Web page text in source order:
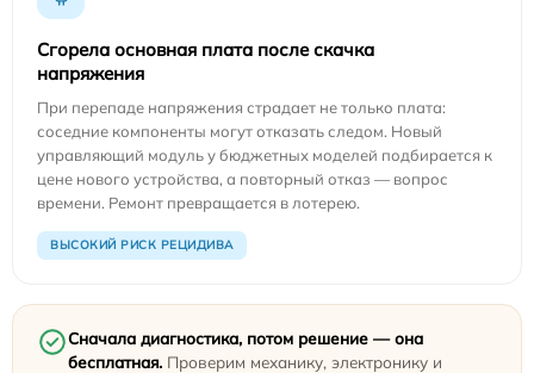
Сгорела основная плата после скачка
напряжения
При перепаде напряжения страдает не только плата:
соседние компоненты могут отказать следом. Новый
управляющий модуль у бюджетных моделей подбирается к
цене нового устройства, а повторный отказ — вопрос
времени. Ремонт превращается в лотерею.
ВЫСОКИЙ РИСК РЕЦИДИВА
Сначала диагностика, потом решение — она
бесплатная. Проверим механику, электронику и